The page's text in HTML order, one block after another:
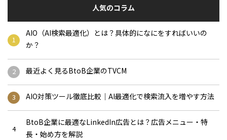
人気のコラム
AIO（AI検索最適化）とは？具体的になにをすればいいの
か？
最近よく見るBtoB企業のTVCM
AIO対策ツール徹底比較｜AI最適化で検索流入を増やす方法
BtoB企業に最適なLinkedIn広告とは？広告メニュー・特
長・始め方を解説